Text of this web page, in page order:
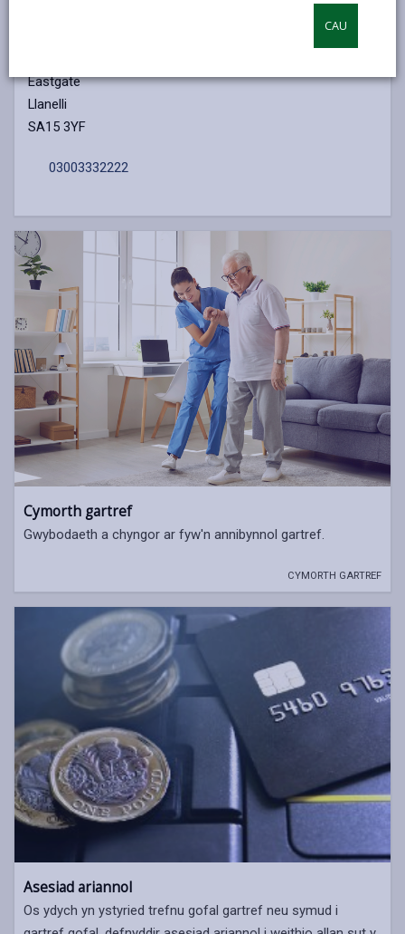
CAU
Eastgate
Llanelli
SA15 3YF
03003332222
Cymorth gartref
Gwybodaeth a chyngor ar fyw'n annibynnol gartref.
CYMORTH GARTREF
Asesiad ariannol
Os ydych yn ystyried trefnu gofal gartref neu symud i